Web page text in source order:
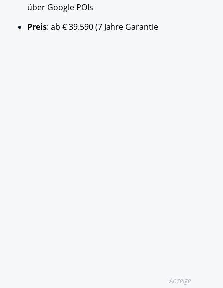
über Google POIs
Preis: ab € 39.590 (7 Jahre Garantie
Anzeige